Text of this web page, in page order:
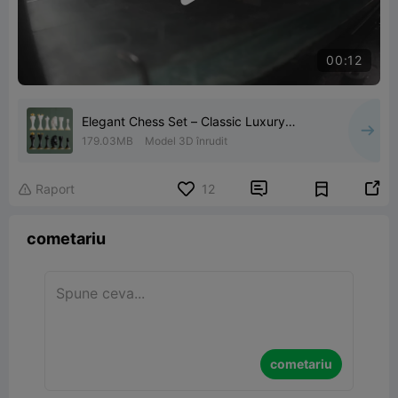
00:12
Elegant Chess Set – Classic Luxury
Staunton Style Pieces
179.03MB Model 3D înrudit
 Raport 12  
cometariu
cometariu